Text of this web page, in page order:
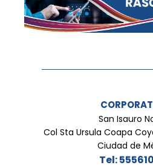
San Isauro
Col Sta Ursula Coapa
Ciudad de
Tel: